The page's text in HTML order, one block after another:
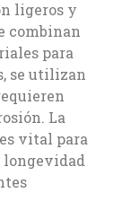
ligeros y
combinan
para
se utilizan
La
vital para